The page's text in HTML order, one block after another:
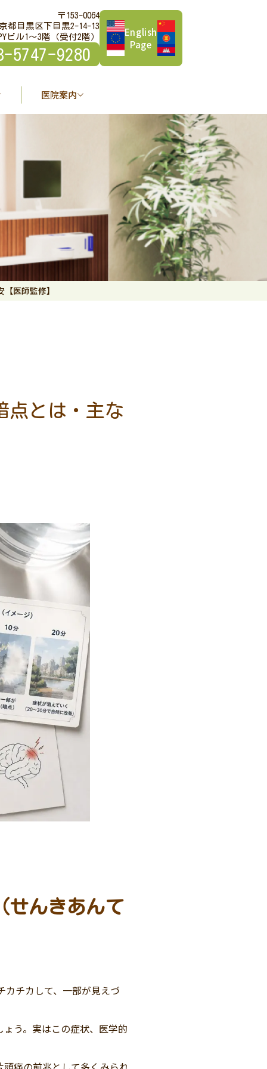
〒153-0064
都目黒区下目黒2-14-13
ビル1～3階（受付2階）
5747-9280
English
Page
医院案内
医師監修】
点とは・主な
せんきあんて
チカして、一部が見えづ
う。実はこの症状、医学的